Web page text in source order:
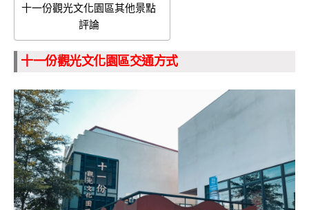
十一份觀光文化園區其他景點
評論
十一份觀光文化園區交通方式